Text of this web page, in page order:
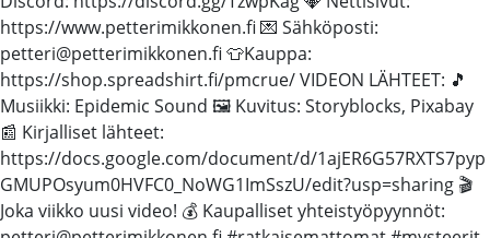
https://www.petterimikkonen.fi 💌 Sähköposti:
petteri@petterimikkonen.fi 👕Kauppa:
https://shop.spreadshirt.fi/pmcrue/ VIDEON LÄHTEET: 🎵
Musiikki: Epidemic Sound 🖼️ Kuvitus: Storyblocks, Pixabay
📰 Kirjalliset lähteet:
https://docs.google.com/document/d/1ajER6G57RXTS7pyp
GMUPOsyum0HVFC0_NoWG1ImSszU/edit?usp=sharing 🎬
Joka viikko uusi video! 💰 Kaupalliset yhteistyöpyynnöt: